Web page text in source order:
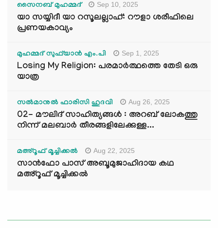
സൈനബ് മുഹമ്മദ് Sep 10, 2025
യാ സയ്യിദീ യാ റസൂലല്ലാഹ്: റൗളാ ശരീഫിലെ
പ്രണയകാവ്യം
മുഹമ്മദ് സുഫ്‌യാൻ എം.പി Sep 1, 2025
Losing My Religion: പരമാർത്ഥത്തെ തേടി ഒരു
യാത്ര
സൽമാനുൽ ഫാരിസി ഹുദവി Aug 26, 2025
02- മൗലിദ് സാഹിത്യങ്ങൾ : അറബ് ലോകത്തു
നിന്ന് മലബാർ തീരങ്ങളിലേക്കുള്ള...
മഅ്റൂഫ് മൂച്ചിക്കല്‍ Aug 22, 2025
സാൻഫോ പാസ് അബൂമുജാഹിദായ കഥ
മഅ്റൂഫ് മൂച്ചിക്കല്‍